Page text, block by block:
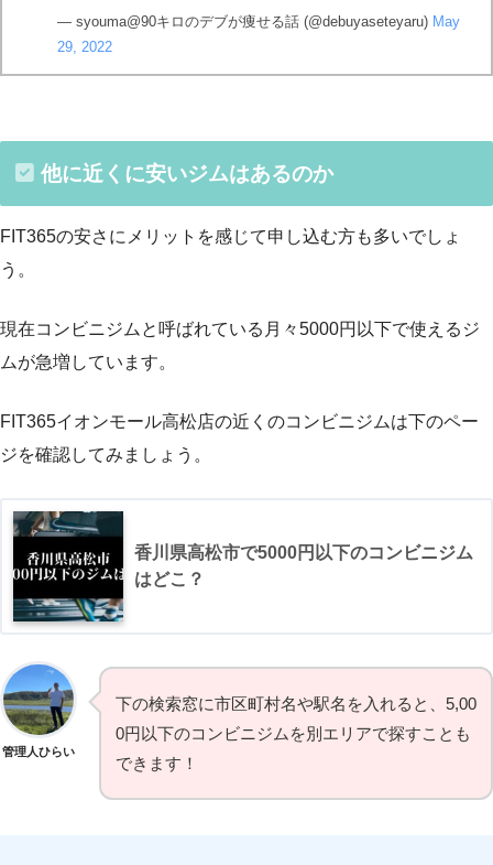
— syouma@90キロのデブが痩せる話 (@debuyaseteyaru) May
29, 2022
他に近くに安いジムはあるのか
FIT365の安さにメリットを感じて申し込む方も多いでしょ
う。
現在コンビニジムと呼ばれている月々5000円以下で使えるジ
ムが急増しています。
FIT365イオンモール高松店の近くのコンビニジムは下のペー
ジを確認してみましょう。
香川県高松市で5000円以下のコンビニジム
はどこ？
管理人ひらい
下の検索窓に市区町村名や駅名を入れると、5,00
0円以下のコンビニジムを別エリアで探すことも
できます！